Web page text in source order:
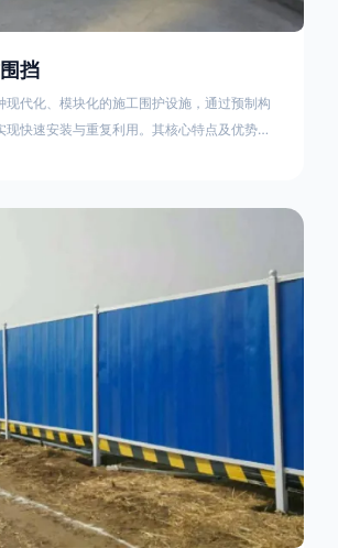
挡
现代化、模块化的施工围护设施，通过预制构
现快速安装与重复利用。其核心特点及优势如
部件增强整体稳定性立柱规格：通常为